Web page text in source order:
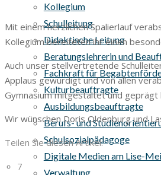
Kollegium
Schulleitung
Didaktische Leitung
Beratungslehrerin und
Fachkraft für
Kulturbeauftragte
Ausbildungsbeauftragte
Berufs- und
Schulsozialpädagoge
Digitale Medien am Lise-
Verwaltung
Mit einem herzlichen Spalierlauf
Kollegium bereiteten ihr einen
Auch unser stellvertretende
Applaus gewürdigt und von allen
Gymnasium mitgestaltet und geprägt
Wir wünschen Doris Oldenburg und
Teilen Sie diesen Artikel:
7